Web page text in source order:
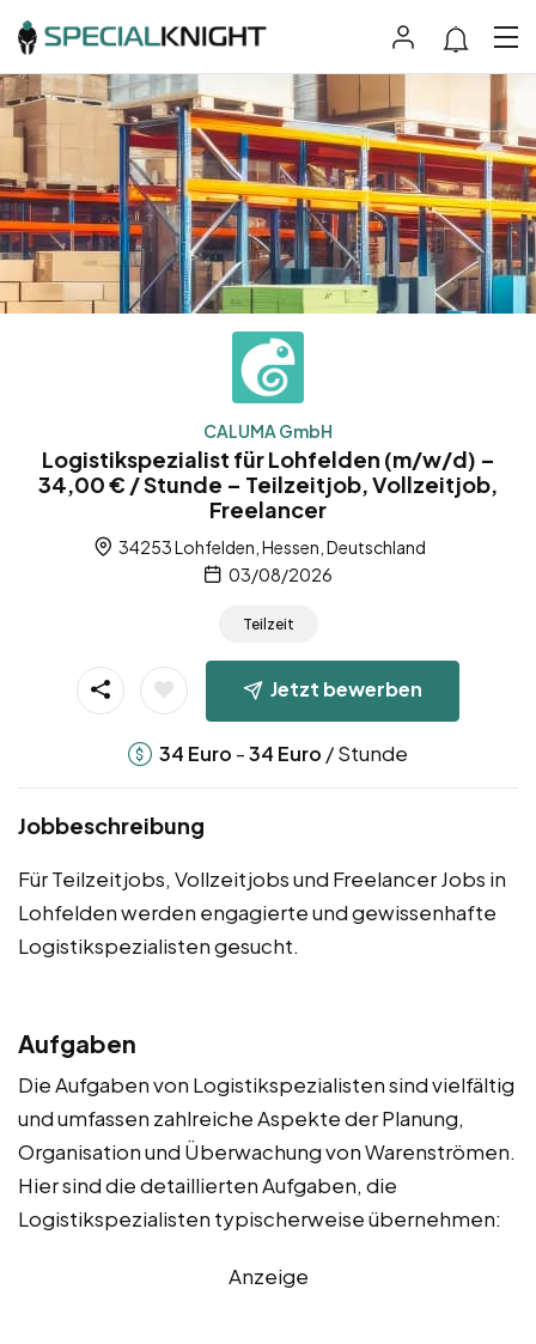
CALUMA GmbH
Logistikspezialist für Lohfelden (m/w/d) –
34,00 € / Stunde – Teilzeitjob, Vollzeitjob,
Freelancer
34253 Lohfelden, Hessen, Deutschland
03/08/2026
Teilzeit
Jetzt bewerben
34 Euro -34 Euro / Stunde
Jobbeschreibung
Für Teilzeitjobs, Vollzeitjobs und Freelancer Jobs in
Lohfelden werden engagierte und gewissenhafte
Logistikspezialisten gesucht.
Aufgaben
Die Aufgaben von Logistikspezialisten sind vielfältig
und umfassen zahlreiche Aspekte der Planung,
Organisation und Überwachung von Warenströmen.
Hier sind die detaillierten Aufgaben, die
Logistikspezialisten typischerweise übernehmen:
Anzeige